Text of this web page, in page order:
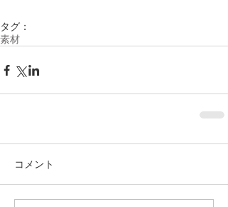
タグ：
素材
コメント